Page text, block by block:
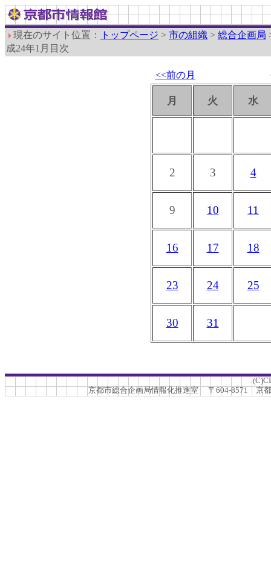
現在のサイト位置： トップページ > 市の組織 > 総合企画局
成24年1月目次
<<前の月
月 火 水
2 3 4
9 10 11
16 17 18
23 24 25
30 31
京都市総合企画局情報化推進室 〒604-8571 京